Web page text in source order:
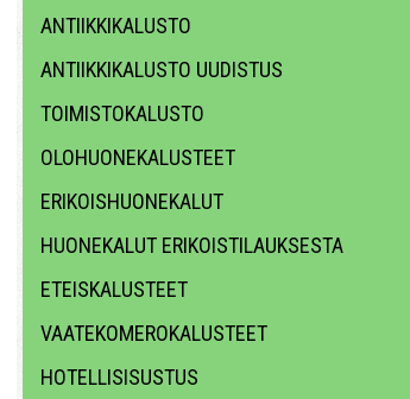
ANTIIKKIKALUSTO
ANTIIKKIKALUSTO UUDISTUS
TOIMISTOKALUSTO
OLOHUONEKALUSTEET
ERIKOISHUONEKALUT
HUONEKALUT ERIKOISTILAUKSESTA
ETEISKALUSTEET
VAATEKOMEROKALUSTEET
HOTELLISISUSTUS